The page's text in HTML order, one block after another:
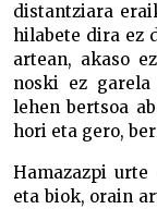
distantziara
hilabete dira ez
artean, akaso
noski ez garela
lehen bertsoa
hori eta gero,
Hamazazpi
eta biok, orain